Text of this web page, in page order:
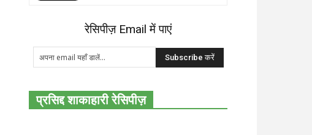
रेसिपीज़ Email में पाएं
प्रसिद्द शाकाहारी रेसिपीज़